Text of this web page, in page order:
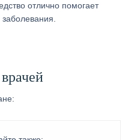
отлично помогает